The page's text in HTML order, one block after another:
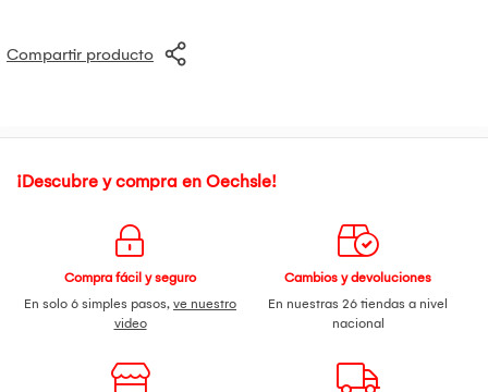
Compartir producto
¡Descubre y compra en Oechsle!
Compra fácil y seguro
En solo 6 simples pasos, ve nuestro
video
Cambios y devoluciones
En nuestras 26 tiendas a nivel
nacional